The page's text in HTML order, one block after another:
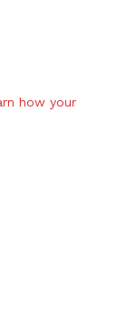
how your